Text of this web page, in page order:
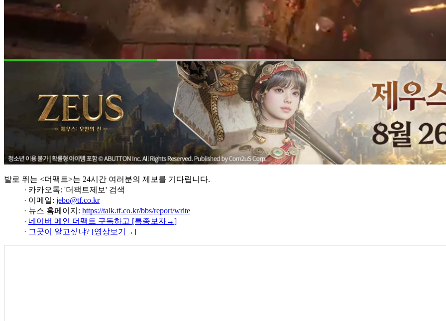
발로 뛰는 <더팩트>는 24시간 여러분의 제보를 기다립니다.
· 카카오톡: '더팩트제보' 검색
· 이메일: jebo@tf.co.kr
· 뉴스 홈페이지: https://talk.tf.co.kr/bbs/report/write
· 네이버 메인 더팩트 구독하고 [특종보자→]
· 그곳이 알고싶냐? [영상보기→]